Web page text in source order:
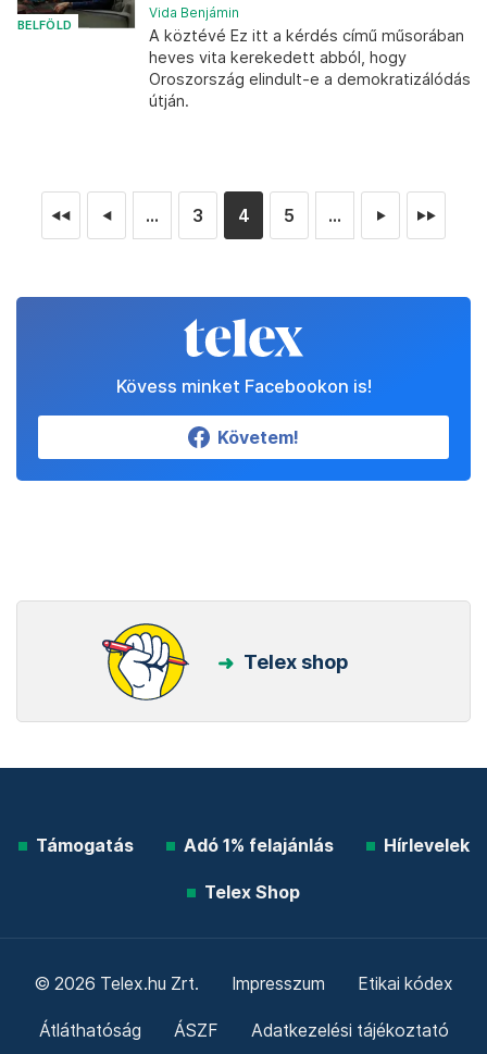
BELFÖLD
Vida Benjámin
A köztévé Ez itt a kérdés című műsorában
heves vita kerekedett abból, hogy
Oroszország elindult-e a demokratizálódás
útján.
◄◄ ◄ ... 3 4 5 ... ► ►►
Kövess minket Facebookon is!
Követem!
Telex shop
Támogatás Adó 1% felajánlás Hírlevelek
Telex Shop
© 2026 Telex.hu Zrt. Impresszum Etikai kódex
Átláthatóság ÁSZF Adatkezelési tájékoztató